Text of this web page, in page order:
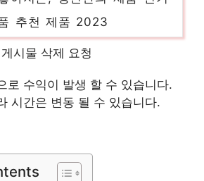
추천 제품 2023
놓칠 수 없는 이번 특가! 인
품 추천 제품 2023
티비타민 절대 놓치지 말아야
기 상품 추천 제품 2023
기 상품 추천 제품 2023
게시물 삭제 요청
로 수익이 발생 할 수 있습니다.
시간은 변동 될 수 있습니다.